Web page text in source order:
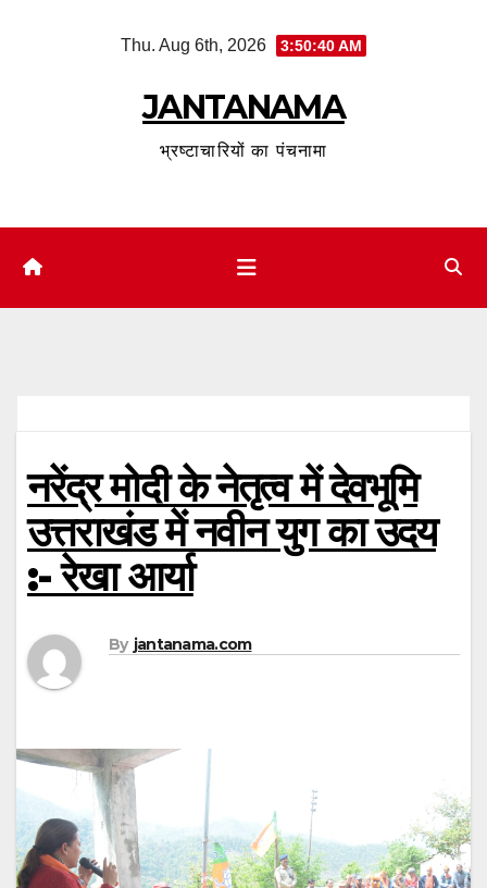
Thu. Aug 6th, 2026 3:50:41 AM
JANTANAMA
भ्रष्टाचारियों का पंचनामा
नरेंद्र मोदी के नेतृत्व में देवभूमि
उत्तराखंड में नवीन युग का उदय
:- रेखा आर्या
By jantanama.com